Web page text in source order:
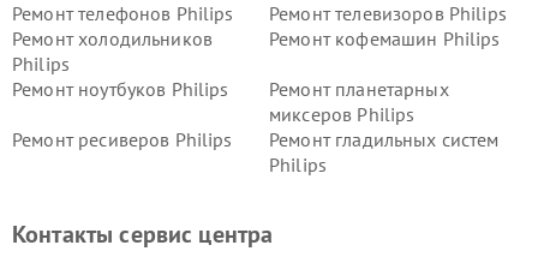
Ремонт телефонов Philips
Ремонт телевизоров Philips
Ремонт холодильников
Philips
Ремонт кофемашин Philips
Ремонт ноутбуков Philips
Ремонт планетарных
миксеров Philips
Ремонт ресиверов Philips
Ремонт гладильных систем
Philips
Ремонт стиральных машин
Ремонт увлажнителей
Контакты сервис центра